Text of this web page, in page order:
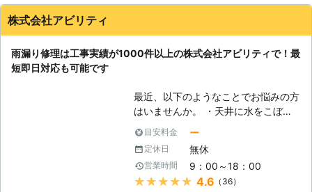
付けています。 夜間や土日に雨漏り
を発見したらすぐにご相談ください。
もりをしたけれど高かった』とお困り
の方は、一度雨漏り110番でお見積り
をご依頼ください。 雨漏り110番では
漏り110番ではお客様のお電話をいつ
でもお待ちしております。 ※対応エリ
ア・加盟店・現場状況により、事前に
株式会社アビリティ
雨漏り修理は工事実績が1000件以上の株式会社アビリティで！最
短即日対応も可能です
最近、以下のようなことでお悩みの方
はいませんか。 ・天井に水をこぼし
たようなシミができてきた ・窓のサ
ッシからポタポタと雨水が漏れてくる
・壁紙にカビのようなものがあらわれ
て変色してしまった このようなお悩
みは、雨漏り修理をおこなうことで解
目安料金 ー
定休日 無休
営業時間 9：00～18：00
★★★★★ 4.6 （36）